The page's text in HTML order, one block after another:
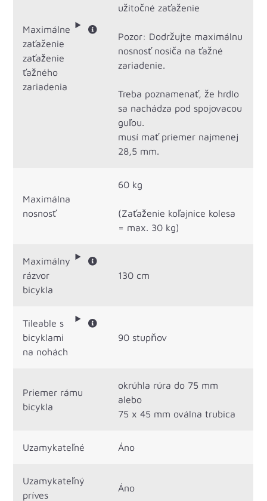
Maximálne
zaťaženie
zaťaženie
ťažného
zariadenia
užitočné zaťaženie
Pozor: Dodržujte maximálnu
nosnosť nosiča na ťažné
zariadenie.
Treba poznamenať, že hrdlo
sa nachádza pod spojovacou
guľou.
musí mať priemer najmenej
28,5 mm.
Maximálna
nosnosť
60 kg
(Zaťaženie koľajnice kolesa
= max. 30 kg)
Maximálny
rázvor
bicykla
130 cm
Tileable s
bicyklami
na nohách
90 stupňov
Priemer rámu
bicykla
okrúhla rúra do 75 mm
alebo
75 x 45 mm oválna trubica
Uzamykateľné Áno
Uzamykateľný
príves
Áno